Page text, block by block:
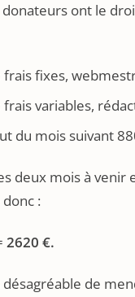
ont le
frais fixes,
frais variables,
du mois suivant
deux mois à venir
:
2620 €.
désagréable de